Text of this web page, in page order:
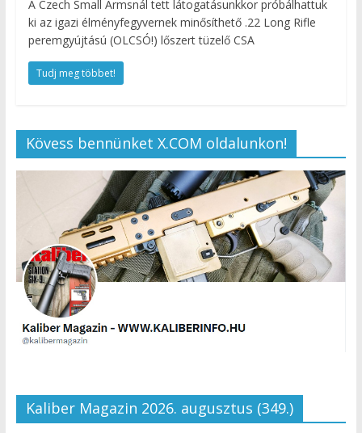
A Czech Small Armsnál tett látogatásunkkor próbálhattuk
ki az igazi élményfegyvernek minősíthető .22 Long Rifle
peremgyújtású (OLCSÓ!) lőszert tüzelő CSA
Tudj meg többet!
Kövess bennünket X.COM oldalunkon!
Kaliber Magazin 2026. augusztus (349.)